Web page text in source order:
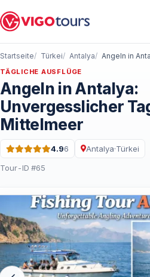
Startseite Türkei Antalya
TÄGLICHE AUSFLÜGE
Angeln in Antalya:
Unvergesslicher
Mittelmeer
Bewertung: 4.9 von 5 · 6 Bewertungen
4.96 Antalya·Türkei
Tour-ID #65